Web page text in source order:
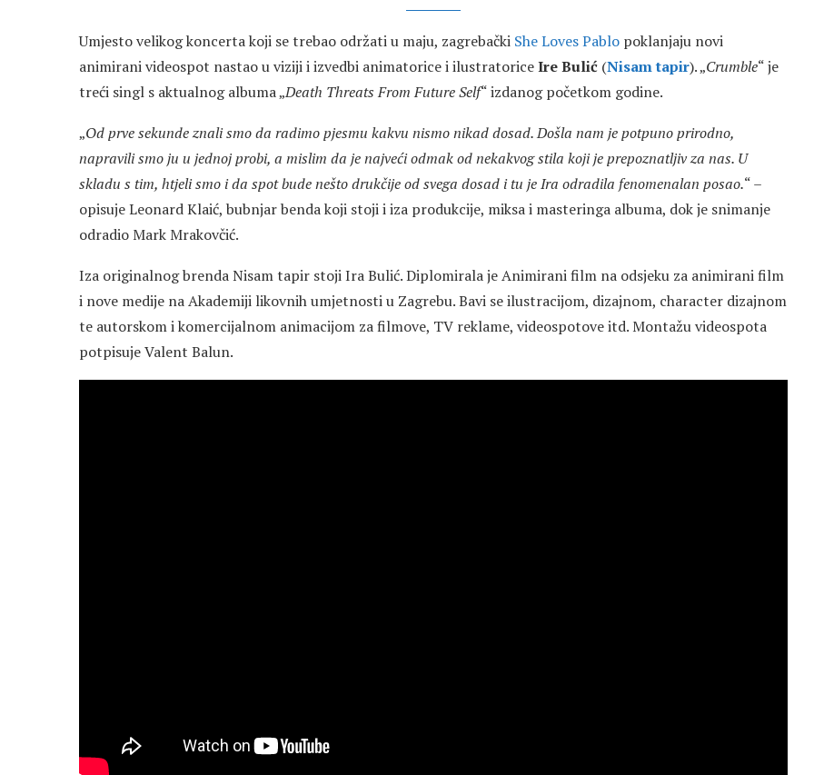
Umjesto velikog koncerta koji se trebao održati u maju, zagrebački She Loves Pablo poklanjaju novi
animirani videospot nastao u viziji i izvedbi animatorice i ilustratoriceIre Bulić (Nisam tapir). „Crumble“ je
treći singl s aktualnog albuma „Death Threats From Future Self“ izdanog početkom godine.
„Od prve sekunde znali smo da radimo pjesmu kakvu nismo nikad dosad. Došla nam je potpuno prirodno,
napravili smo ju u jednoj probi, a mislim da je najveći odmak od nekakvog stila koji je prepoznatljiv za nas. U
skladu s tim, htjeli smo i da spot bude nešto drukčije od svega dosad i tu je Ira odradila fenomenalan posao.“ –
opisuje Leonard Klaić, bubnjar benda koji stoji i iza produkcije, miksa i masteringa albuma, dok je snimanje
odradio Mark Mrakovčić.
Iza originalnog brenda Nisam tapir stoji Ira Bulić. Diplomirala je Animirani film na odsjeku za animirani film
i nove medije na Akademiji likovnih umjetnosti u Zagrebu. Bavi se ilustracijom, dizajnom, character dizajnom
te autorskom i komercijalnom animacijom za filmove, TV reklame, videospotove itd. Montažu videospota
potpisuje Valent Balun.